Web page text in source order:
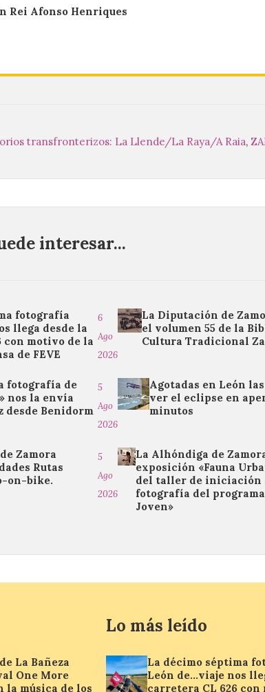
Rei Afonso Henriques
transfronterizos: La Llende/La Raya/A Raia,
interesar...
fotografía
llega desde la
con motivo de la
de FEVE
6
Ago
2026
La Diputación de
el volumen 55 de la
Cultura Tradicional
fotografía de
nos la envía
desde Benidorm
5
Ago
2026
Agotadas en León
ver el eclipse en
minutos
Zamora
Rutas
on-bike.
5
Ago
2026
La Alhóndiga de
exposición «Fauna
del taller de iniciación
fotografía del
Joven»
La Bañeza
One More
la música de los
Lo más leído
La décimo séptima
León de…viaje nos
carretera CL 626 con